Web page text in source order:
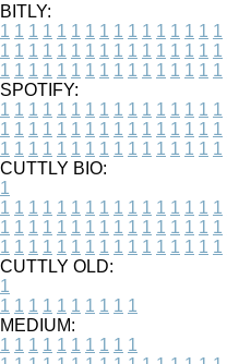
BITLY:
1 1 1 1 1 1 1 1 1 1 1 1 1 1 1 1
1 1 1 1 1 1 1 1 1 1 1 1 1 1 1 1
1 1 1 1 1 1 1 1 1 1 1 1 1 1 1 1
SPOTIFY:
1 1 1 1 1 1 1 1 1 1 1 1 1 1 1 1
1 1 1 1 1 1 1 1 1 1 1 1 1 1 1 1
1 1 1 1 1 1 1 1 1 1 1 1 1 1 1 1
CUTTLY BIO:
1
1 1 1 1 1 1 1 1 1 1 1 1 1 1 1 1
1 1 1 1 1 1 1 1 1 1 1 1 1 1 1 1
1 1 1 1 1 1 1 1 1 1 1 1 1 1 1 1
CUTTLY OLD:
1
1 1 1 1 1 1 1 1 1 1
MEDIUM:
1 1 1 1 1 1 1 1 1 1